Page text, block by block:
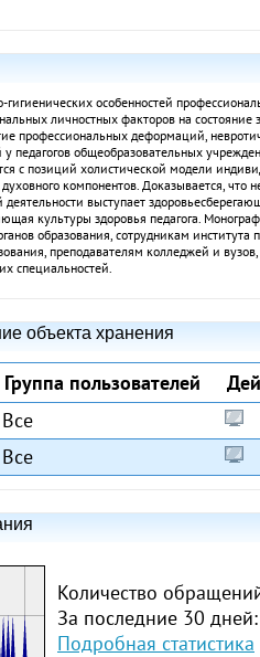
гигиенических особенностей
личностных факторов на состояние
профессиональных деформаций,
педагогов общеобразовательных
с позиций холистической модели
компонентов. Доказывается, что
деятельности выступает
культуры здоровья педагога.
образования, сотрудникам института
преподавателям колледжей и вузов,
специальностей.
объекта хранения
Группа пользователей
Все
Все
Количество
За последние 30
Подробная статистика